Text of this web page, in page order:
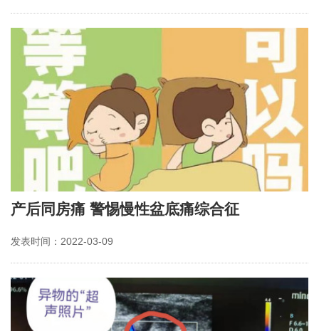
产后同房痛 警惕慢性盆底痛综合征
发表时间：2022-03-09